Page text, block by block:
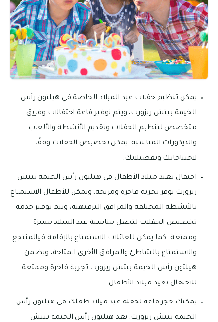
يمكن تنظيم حفلات عيد الميلاد الخاصة في هيلتون رأس
الخيمة بيتش ريزورت، ويتم توفير قاعة احتفالات وفريق
متخصص لتنظيم الحفلات وتقديم الأنشطة والألعاب
والديكورات المناسبة. يمكن تخصيص الحفلات وفقًا
لاحتياجاتك وتفضيلاتك.
احتفال بعيد ميلاد الأطفال في هيلتون رأس الخيمة بيتش
ريزورت يوفر تجربة فاخرة ومريحة، ويمكن للأطفال الاستمتاع
بالأنشطة المختلفة والمرافق الترفيهية، ويتم توفير خدمة
تخصيص الحفلات لتجعل مناسبة عيد الميلاد مميزة
وممتعة. كما يمكن للعائلات الاستمتاع بالإقامة فيالمنتجع
والاستمتاع بالشاطئ والمرافق الأخرى المتاحة، ويضمن
هيلتون رأس الخيمة بيتش ريزورت تجربة فاخرة وممتعة
للاحتفال بعيد ميلاد الأطفال.
يمكنك حجز قاعة لحفلة عيد ميلاد طفلك في هيلتون رأس
الخيمة بيتش ريزورت. يعد هيلتون رأس الخيمة بيتش